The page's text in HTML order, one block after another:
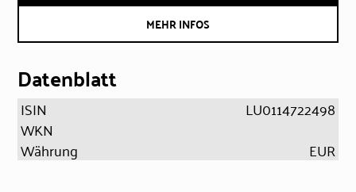
MEHR INFOS
Datenblatt
ISIN
LU0114722498
WKN
Währung
EUR